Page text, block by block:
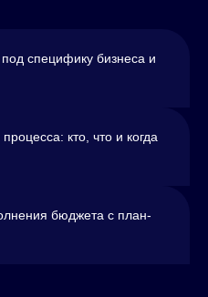
специфику бизнеса и
кто, что и когда
бюджета с план-